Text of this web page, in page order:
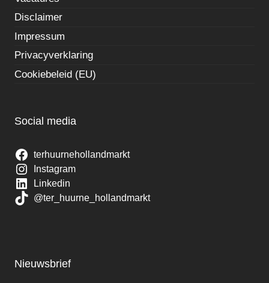
Disclaimer
Impressum
Privacyverklaring
Cookiebeleid (EU)
Social media
terhuurnehollandmarkt
Instagram
Linkedin
@ter_huurne_hollandmarkt
Nieuwsbrief